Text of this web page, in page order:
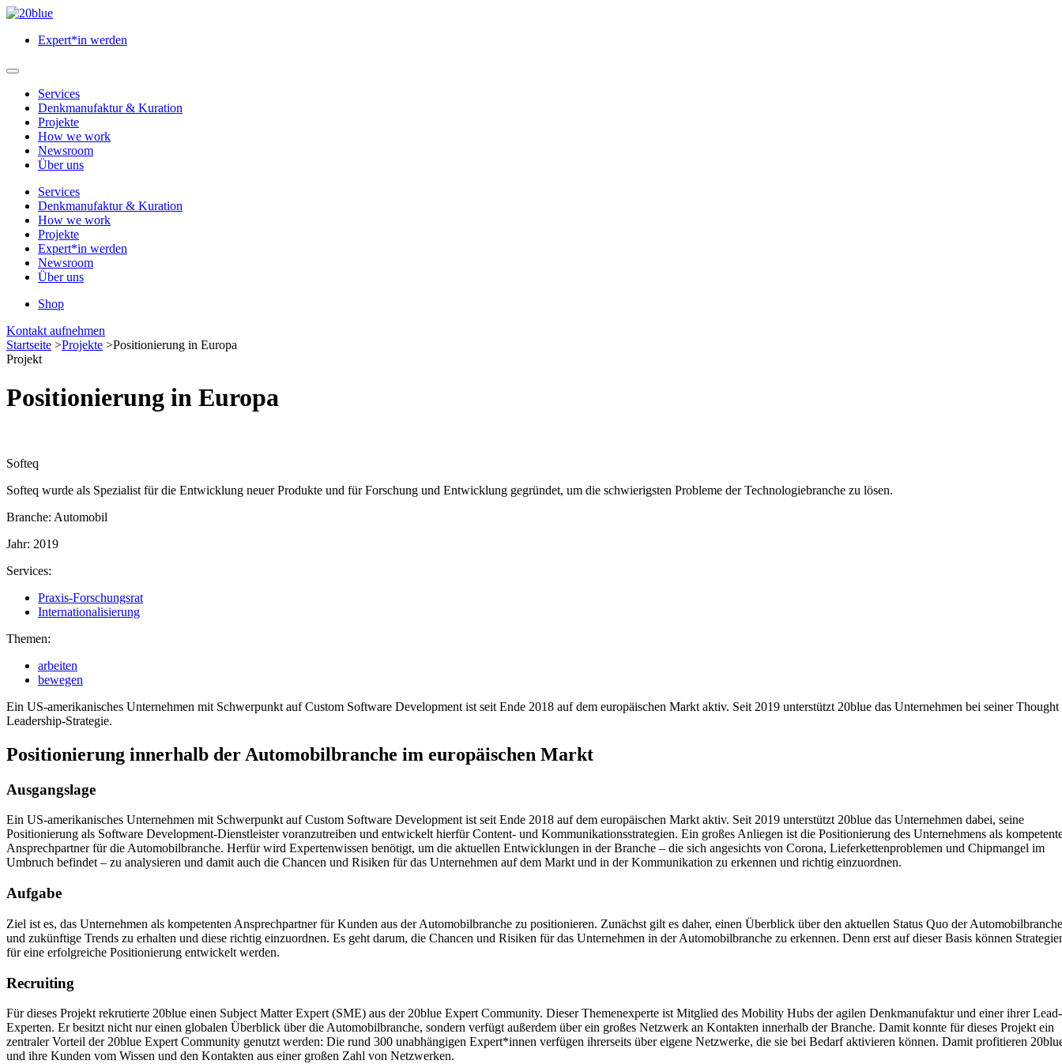
Zum
springenExpert*in werden
Hauptmenü
öffnenServices
Denkmanufaktur & Kuration
Projekte
How we work
Newsroom
Über uns
Services
Denkmanufaktur & Kuration
How we work
Projekte
Expert*in werden
Newsroom
Über uns
Shop
Menü
schließen
Kontakt aufnehmen
Startseite >Projekte >Positionierung in Europa
Projekt
Positionierung in Europa
Softeq
Softeq wurde als Spezialist für die Entwicklung neuer Produkte und für Forschung und Entwicklung gegründet, um die schwierigsten Probleme der Technologiebranche zu lösen.
Branche: Automobil
Jahr: 2019
Services:
Praxis‑Forschungsrat
Internationalisierung
Themen:
arbeiten
bewegen
Ein US-amerikanisches Unternehmen mit Schwerpunkt auf Custom Software Development ist seit Ende 2018 auf dem europäischen Markt aktiv. Seit 2019 unterstützt 20blue das Unternehmen bei seiner Thought
Leadership-Strategie.
Positionierung innerhalb der Automobilbranche im europäischen Markt
Ausgangslage
Ein US-amerikanisches Unternehmen mit Schwerpunkt auf Custom Software Development ist seit Ende 2018 auf dem europäischen Markt aktiv. Seit 2019 unterstützt 20blue das Unternehmen dabei, seine
Positionierung als Software Development-Dienstleister voranzutreiben und entwickelt hierfür Content- und Kommunikationsstrategien. Ein großes Anliegen ist die Positionierung des Unternehmens als
Ansprechpartner für die Automobilbranche. Herfür wird Expertenwissen benötigt, um die aktuellen Entwicklungen in der Branche – die sich angesichts von Corona, Lieferkettenproblemen und Chipmangel im
Umbruch befindet – zu analysieren und damit auch die Chancen und Risiken für das Unternehmen auf dem Markt und in der Kommunikation zu erkennen und richtig einzuordnen.
Aufgabe
Ziel ist es, das Unternehmen als kompetenten Ansprechpartner für Kunden aus der Automobilbranche zu positionieren. Zunächst gilt es daher, einen Überblick über den aktuellen Status Quo der Automobilbranche
und zukünftige Trends zu erhalten und diese richtig einzuordnen. Es geht darum, die Chancen und Risiken für das Unternehmen in der Automobilbranche zu erkennen. Denn erst auf dieser Basis können
für eine erfolgreiche Positionierung entwickelt werden.
Recruiting
Für dieses Projekt rekrutierte 20blue einen Subject Matter Expert (SME) aus der 20blue Expert Community. Dieser Themenexperte ist Mitglied des Mobility Hubs der agilen Denkmanufaktur und einer ihrer Lead-
Experten. Er besitzt nicht nur einen globalen Überblick über die Automobilbranche, sondern verfügt außerdem über ein großes Netzwerk an Kontakten innerhalb der Branche. Damit konnte für dieses Projekt ein
zentraler Vorteil der 20blue Expert Community genutzt werden: Die rund 300 unabhängigen Expert*innen verfügen ihrerseits über eigene Netzwerke, die sie bei Bedarf aktivieren können. Damit profitieren
und ihre Kunden vom Wissen und den Kontakten aus einer großen Zahl von Netzwerken.